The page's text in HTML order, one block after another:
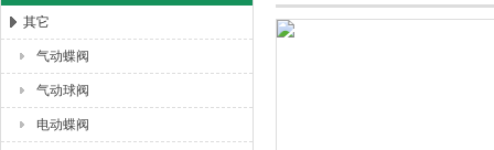
上海唐玛泵阀有限公司
其它
气动蝶阀
气动球阀
电动蝶阀